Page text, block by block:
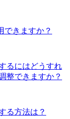
きますか？
るにはどうすれ
整できますか？
る方法は？